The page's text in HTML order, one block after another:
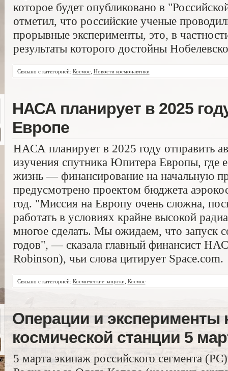
которое будет опубликовано в
отметил, что российские ученые
прорывные эксперименты, это, в
результаты которого достойны
Связано с категорией: Космос, Новости космонавтики
НАСА планирует в 2025
Европе
НАСА планирует в 2025 году отправить
изучения спутника Юпитера Европы, где
жизнь — финансирование на начальную
предусмотрено проектом бюджета
год. "Миссия на Европу очень сложна,
работать в условиях крайне высокой
многое сделать. Мы ожидаем, что запуск
годов", — сказала главный финансист
Robinson), чьи слова цитирует Space.com.
Связано с категорией: Космические запуски, Космос
Операции и эксперименты
космической станции 5
5 марта экипаж российского сегмента